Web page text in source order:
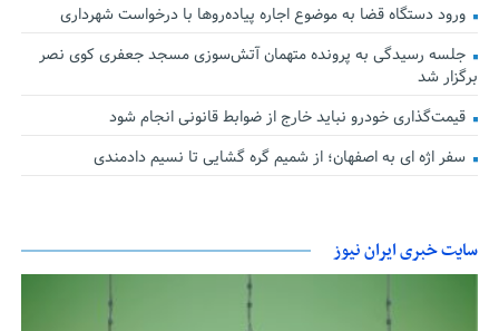
ورود دستگاه قضا به موضوع اجاره پیاده‌روها با درخواست شهرداری
جلسه رسیدگی به پرونده متهمان آتش‌سوزی مسجد جعفری کوی نصر
برگزار شد
قیمت‌گذاری خودرو نباید خارج از ضوابط قانونی انجام شود
سفر اژه ای به اصفهان؛ از شمیم گره گشایی تا نسیم دادمندی
سایت خبری ایران نیوز